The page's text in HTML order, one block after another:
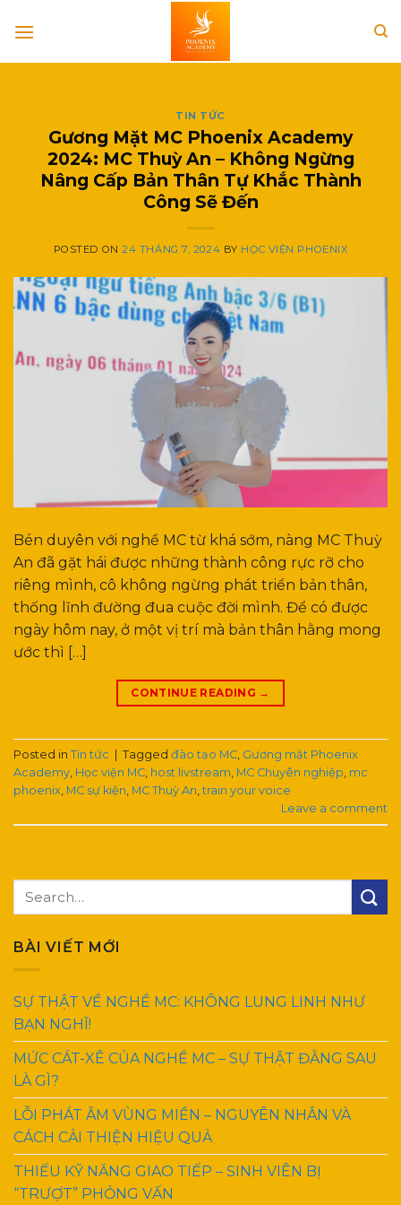
TIN TỨC
Gương Mặt MC Phoenix Academy
2024: MC Thuỳ An – Không Ngừng
Nâng Cấp Bản Thân Tự Khắc Thành
Công Sẽ Đến
POSTED ON24 THÁNG 7, 2024 BY HỌC VIỆN PHOENIX
Bén duyên với nghề MC từ khá sớm, nàng MC Thuỳ
An đã gặt hái được những thành công rực rỡ cho
riêng mình, cô không ngừng phát triển bản thân,
thống lĩnh đường đua cuộc đời mình. Để có được
ngày hôm nay, ở một vị trí mà bản thân hằng mong
ước thì […]
CONTINUE READING →
Posted in Tin tức | Tagged đào tạo MC Gương mặt Phoenix
Academy Học viện MC host livstream MC Chuyên nghiệp mc
phoenix MC sự kiện MC Thuỳ An ,train your voice
Leave a comment
BÀI VIẾT MỚI
SỰ THẬT VỀ NGHỀ MC: KHÔNG LUNG LINH NHƯ
BẠN NGHĨ!
MỨC CÁT-XÊ CỦA NGHỀ MC – SỰ THẬT ĐẰNG SAU
LÀ GÌ?
LỖI PHÁT ÂM VÙNG MIỀN – NGUYÊN NHÂN VÀ
CÁCH CẢI THIỆN HIỆU QUẢ
THIẾU KỸ NĂNG GIAO TIẾP – SINH VIÊN BỊ
“TRƯỢT” PHỎNG VẤN